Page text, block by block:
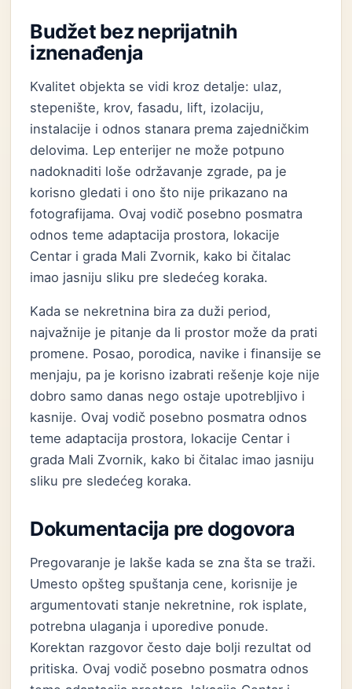
Budžet bez neprijatnih
iznenađenja
Kvalitet objekta se vidi kroz detalje: ulaz,
stepenište, krov, fasadu, lift, izolaciju,
instalacije i odnos stanara prema zajedničkim
delovima. Lep enterijer ne može potpuno
nadoknaditi loše održavanje zgrade, pa je
korisno gledati i ono što nije prikazano na
fotografijama. Ovaj vodič posebno posmatra
odnos teme adaptacija prostora, lokacije
Centar i grada Mali Zvornik, kako bi čitalac
imao jasniju sliku pre sledećeg koraka.
Kada se nekretnina bira za duži period,
najvažnije je pitanje da li prostor može da prati
promene. Posao, porodica, navike i finansije se
menjaju, pa je korisno izabrati rešenje koje nije
dobro samo danas nego ostaje upotrebljivo i
kasnije. Ovaj vodič posebno posmatra odnos
teme adaptacija prostora, lokacije Centar i
grada Mali Zvornik, kako bi čitalac imao jasniju
sliku pre sledećeg koraka.
Dokumentacija pre dogovora
Pregovaranje je lakše kada se zna šta se traži.
Umesto opšteg spuštanja cene, korisnije je
argumentovati stanje nekretnine, rok isplate,
potrebna ulaganja i uporedive ponude.
Korektan razgovor često daje bolji rezultat od
pritiska. Ovaj vodič posebno posmatra odnos